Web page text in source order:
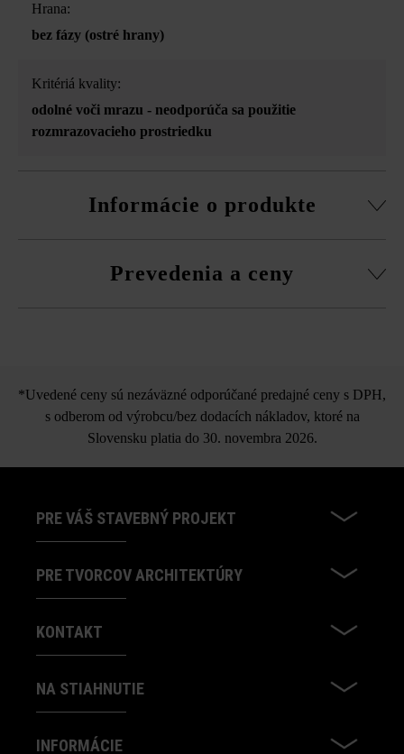
Hrana:
bez fázy (ostré hrany)
Kritériá kvality:
odolné voči mrazu - neodporúča sa použitie
rozmrazovacieho prostriedku
Informácie o produkte
schodoch s rozmerom 50 × 36,5 × 15 cm možný výber 3-
Prevedenia a ceny
štiepaný vzhľad
*Uvedené ceny sú nezáväzné odporúčané predajné ceny s DPH,
s odberom od výrobcu/bez dodacích nákladov, ktoré na
Slovensku platia do 30. novembra 2026.
PRE VÁŠ STAVEBNÝ PROJEKT
PRE TVORCOV ARCHITEKTÚRY
KONTAKT
NA STIAHNUTIE
INFORMÁCIE